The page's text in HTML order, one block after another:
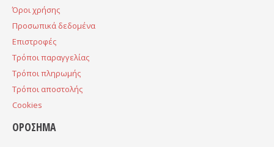
Όροι χρήσης
Προσωπικά δεδομένα
Επιστροφές
Τρόποι παραγγελίας
Τρόποι πληρωμής
Τρόποι αποστολής
Cookies
ΟΡΟΣΗΜΑ